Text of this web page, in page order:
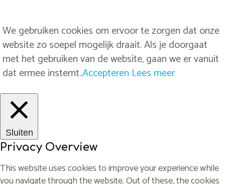
We gebruiken cookies om ervoor te zorgen dat onze
website zo soepel mogelijk draait. Als je doorgaat
met het gebruiken van de website, gaan we er vanuit
dat ermee instemt..Accepteren Lees meer
Sluiten
Privacy Overview
This website uses cookies to improve your experience while
you navigate through the website. Out of these, the cookies